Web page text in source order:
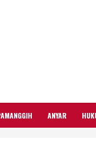
ANYAR